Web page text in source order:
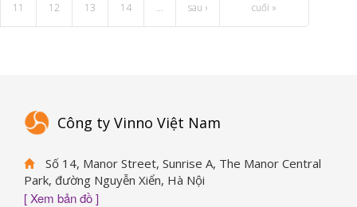
11 12 13 14 … sau › cuối »
Công ty Vinno Việt Nam
Số 14, Manor Street, Sunrise A, The Manor Central
Park, đường Nguyễn Xiển, Hà Nội
[ Xem bản đồ ]